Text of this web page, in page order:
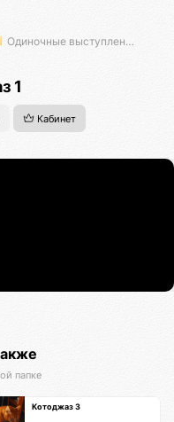
Одиночные выступления
1
Кабинет
папке
Котоджаз 3